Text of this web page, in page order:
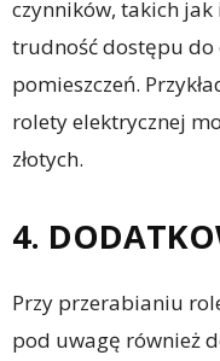
czynników, takich
trudność dostępu do
pomieszczeń.
rolety elektrycznej
złotych.
4.
Przy przerabianiu
pod uwagę również